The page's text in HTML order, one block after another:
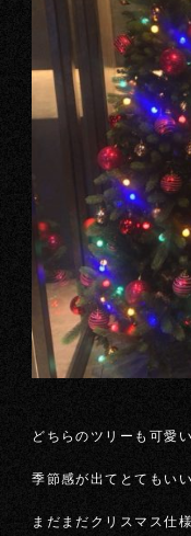
どちらのツリーも可愛
季節感が出てとてもい
まだまだクリスマス仕